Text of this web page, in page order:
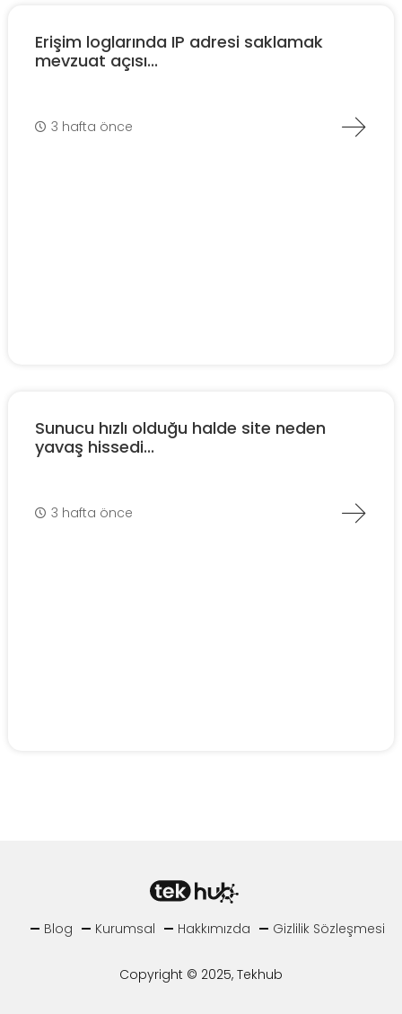
Erişim loglarında IP adresi saklamak
mevzuat açısı...
3 hafta önce
Sunucu hızlı olduğu halde site neden
yavaş hissedi...
3 hafta önce
Blog Kurumsal Hakkımızda Gizlilik Sözleşmesi
Copyright © 2025, Tekhub